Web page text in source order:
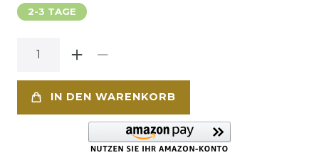
2-3 TAGE
IN DEN WARENKORB